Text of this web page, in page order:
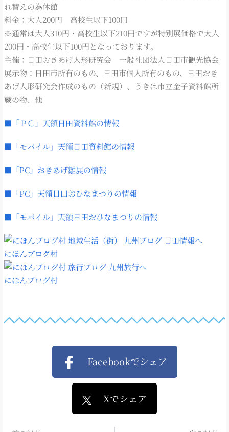
れ替えの為休館
料金：大人200円 高校生以下100円
※通常は大人310円・高校生以下210円ですが特別展価格で大人
200円・高校生以下100円となっております。
主催：日田おきあげ人形研究会 一般社団法人日田市観光協会
展示物：日田市所有のもの、日田市個人所有のもの、日田おき
あげ人形研究会作成のもの（新規）、うきは市立金子資料館所
蔵の物、他
■「ＰＣ」天領日田資料館の情報
■「モバイル」天領日田資料館の情報
■「PC」おきあげ雛展の情報
■「PC」天領日田おひなまつりの情報
■「モバイル」天領日田おひなまつりの情報
にほんブログ村
にほんブログ村
Facebookでシェア
Xでシェア